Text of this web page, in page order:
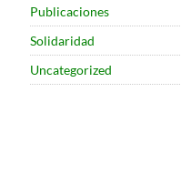
Publicaciones
Solidaridad
Uncategorized